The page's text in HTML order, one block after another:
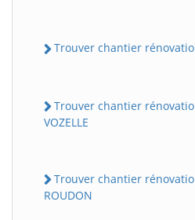
Trouver chantier
Trouver chantier
VOZELLE
Trouver chantier
ROUDON